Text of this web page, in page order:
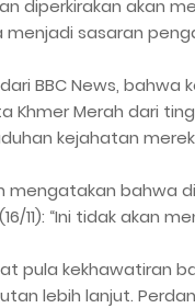
diperkirakan akan
menjadi sasaran
BBC News,
Khmer Merah dari
kejahatan
mengatakan bahwa
11): “Ini tidak akan
pula kekhawatiran
lebih lanjut.